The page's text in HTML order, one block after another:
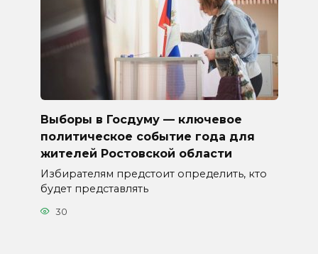
Выборы в Госдуму — ключевое
политическое событие года для
жителей Ростовской области
Избирателям предстоит определить, кто
будет представлять
30